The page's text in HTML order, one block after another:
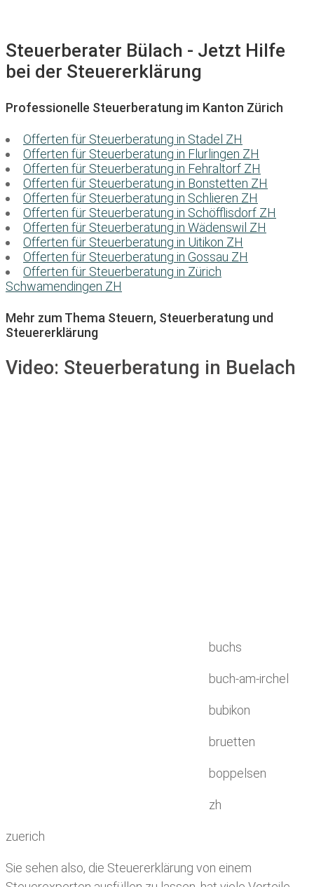
Steuerberater Bülach - Jetzt Hilfe
bei der Steuererklärung
Professionelle Steuerberatung im Kanton Zürich
Offerten für Steuerberatung in Stadel ZH
Offerten für Steuerberatung in Flurlingen ZH
Offerten für Steuerberatung in Fehraltorf ZH
Offerten für Steuerberatung in Bonstetten ZH
Offerten für Steuerberatung in Schlieren ZH
Offerten für Steuerberatung in Schöfflisdorf ZH
Offerten für Steuerberatung in Wädenswil ZH
Offerten für Steuerberatung in Uitikon ZH
Offerten für Steuerberatung in Gossau ZH
Offerten für Steuerberatung in Zürich
Schwamendingen ZH
Mehr zum Thema Steuern, Steuerberatung und
Steuererklärung
Video: Steuerberatung in Buelach
buchs
buch-am-irchel
bubikon
bruetten
boppelsen
zh
zuerich
Sie sehen also, die Steuererklärung von einem